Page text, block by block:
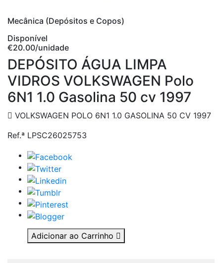
Mecânica (Depósitos e Copos)
Disponível
€20.00/unidade
DEPÓSITO ÁGUA LIMPA
VIDROS VOLKSWAGEN Polo
6N1 1.0 Gasolina 50 cv 1997
VOLKSWAGEN POLO 6N1 1.0 GASOLINA 50 CV 1997
Ref.ª LPSC26025753
Adicionar ao Carrinho